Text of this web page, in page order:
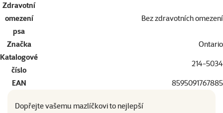
Zdravotní
omezení
psa
Bez zdravotních omezení
Značka
Ontario
Katalogové
číslo
214-5034
EAN 8595091767885
Dopřejte vašemu mazlíčkovi to nejlepší